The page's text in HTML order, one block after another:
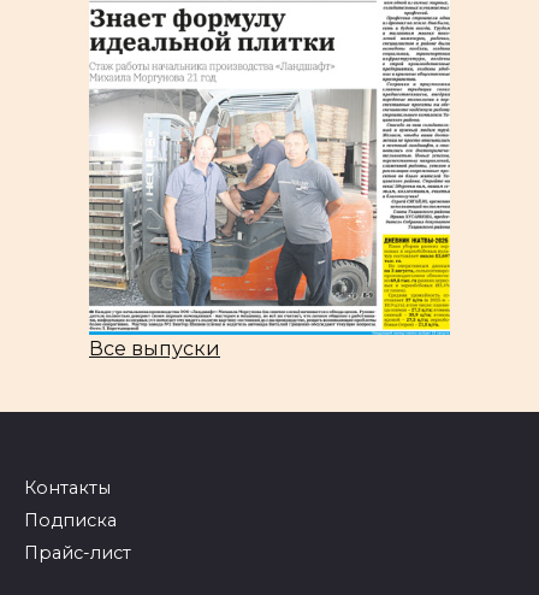
Все выпуски
Контакты
Подписка
Прайс-лист